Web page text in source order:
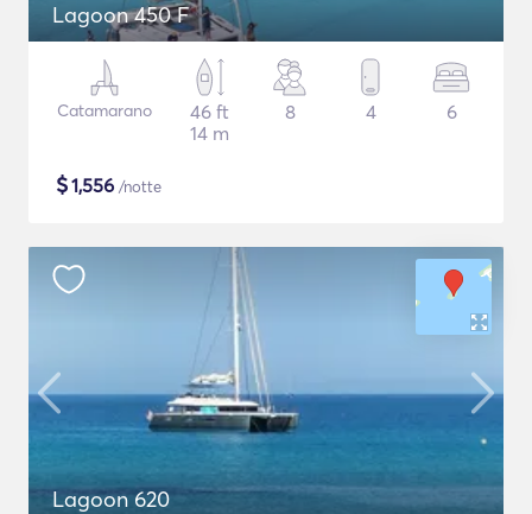
Lagoon 450 F
Catamarano
46 ft
14 m
8 4 6
$1,556 /notte
Lagoon 620